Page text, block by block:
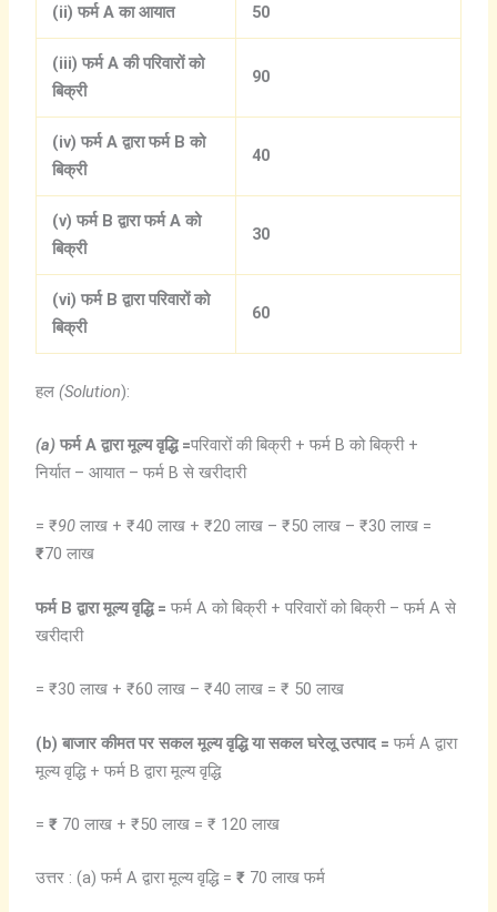
(ii)फर्म Aकाआयात 50
(iii)फर्म Aकीपरिवारोंको
बिक्री
90
(iv)फर्म Aद्वाराफर्म Bको
बिक्री
40
(v)फर्म Bद्वाराफर्म Aको
बिक्री
30
(vi)फर्म Bद्वारापरिवारोंको
बिक्री
60
हल (Solution):
(a) फर्म A द्वारा मूल्यवृद्धि =परिवारों की बिक्री + फर्म B को बिक्री +
निर्यात – आयात – फर्म B से खरीदारी
= ₹90 लाख + ₹40 लाख + ₹20 लाख – ₹50 लाख – ₹30 लाख =
₹70 लाख
फर्म B द्वारामूल्यवृद्धि = फर्म A को बिक्री + परिवारों को बिक्री – फर्म A से
खरीदारी
= ₹30 लाख + ₹60 लाख – ₹40 लाख = ₹ 50 लाख
(b) बाजारकीमतपरसकलमूल्यवृद्धियासकलघरेलूउत्पाद = फर्म A द्वारा
मूल्य वृद्धि + फर्म B द्वारा मूल्य वृद्धि
= ₹ 70 लाख + ₹50 लाख = ₹ 120 लाख
उत्तर : (a) फर्म A द्वारा मूल्य वृद्धि = ₹ 70 लाख फर्म